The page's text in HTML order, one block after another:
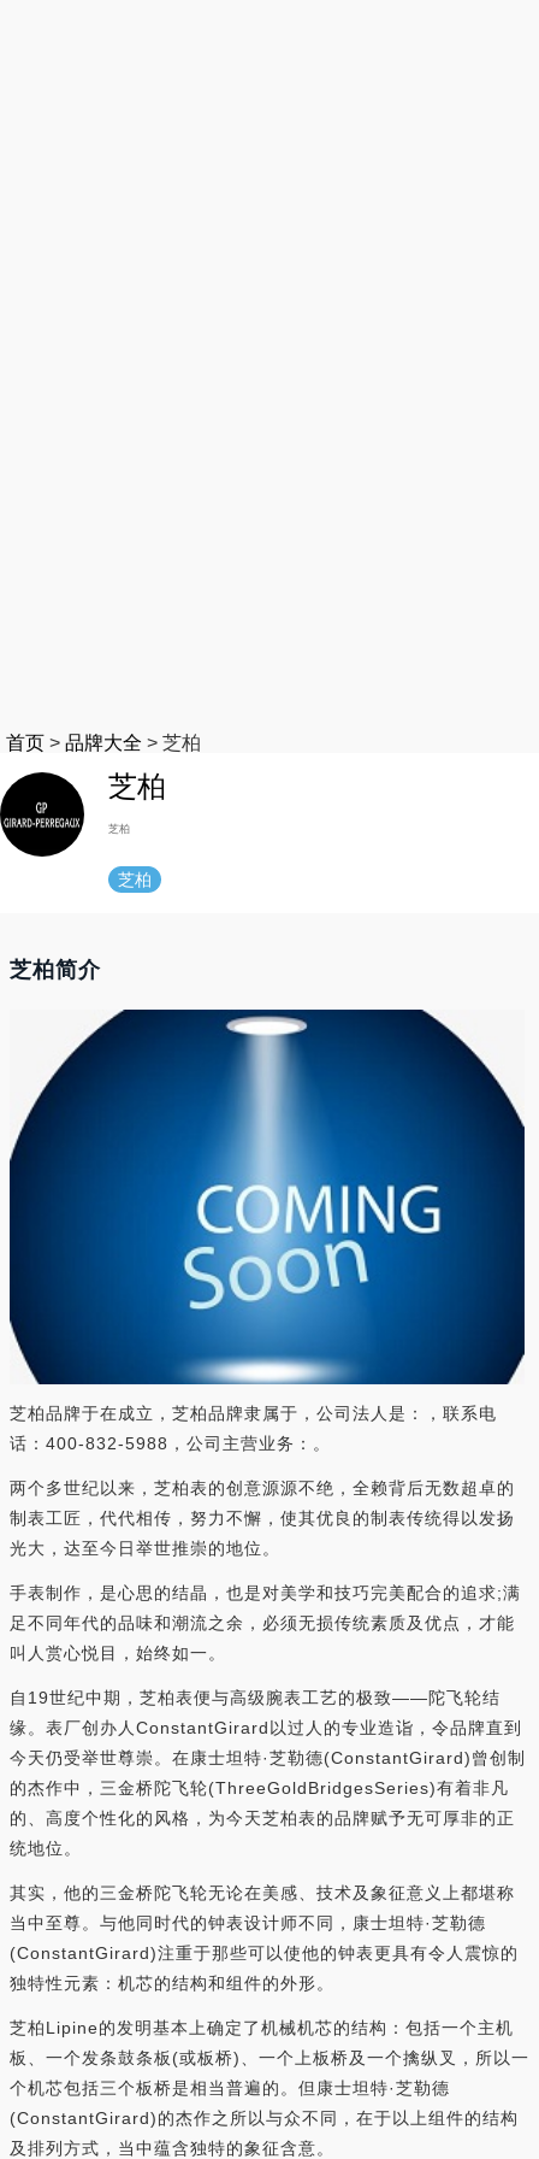
首页 > 品牌大全 > 芝柏
芝柏
芝柏
芝柏
芝柏简介
芝柏品牌于在成立，芝柏品牌隶属于，公司法人是：，联系电
话：400-832-5988，公司主营业务：。
两个多世纪以来，芝柏表的创意源源不绝，全赖背后无数超卓的
制表工匠，代代相传，努力不懈，使其优良的制表传统得以发扬
光大，达至今日举世推崇的地位。
手表制作，是心思的结晶，也是对美学和技巧完美配合的追求;满
足不同年代的品味和潮流之余，必须无损传统素质及优点，才能
叫人赏心悦目，始终如一。
自19世纪中期，芝柏表便与高级腕表工艺的极致——陀飞轮结
缘。表厂创办人ConstantGirard以过人的专业造诣，令品牌直到
今天仍受举世尊崇。在康士坦特·芝勒德(ConstantGirard)曾创制
的杰作中，三金桥陀飞轮(ThreeGoldBridgesSeries)有着非凡
的、高度个性化的风格，为今天芝柏表的品牌赋予无可厚非的正
统地位。
其实，他的三金桥陀飞轮无论在美感、技术及象征意义上都堪称
当中至尊。与他同时代的钟表设计师不同，康士坦特·芝勒德
(ConstantGirard)注重于那些可以使他的钟表更具有令人震惊的
独特性元素：机芯的结构和组件的外形。
芝柏Lipine的发明基本上确定了机械机芯的结构：包括一个主机
板、一个发条鼓条板(或板桥)、一个上板桥及一个擒纵叉，所以一
个机芯包括三个板桥是相当普遍的。但康士坦特·芝勒德
(ConstantGirard)的杰作之所以与众不同，在于以上组件的结构
及排列方式，当中蕴含独特的象征含意。